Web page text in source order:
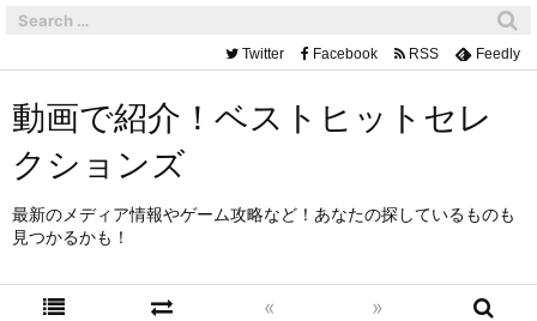
動画で紹介！ベストヒットセレ
クションズ
最新のメディア情報やゲーム攻略など！あなたの探しているものも
見つかるかも！
« »
Twitter Facebook RSS Feedly